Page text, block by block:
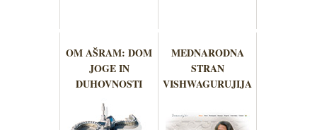
OM AŠRAM: DOM
JOGE IN
DUHOVNOSTI
MEDNARODNA
STRAN
VISHWAGURUJIJA